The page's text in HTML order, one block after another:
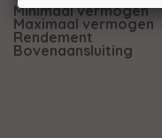
Minimaal vermogen
Maximaal vermogen
Rendement
Bovenaansluiting